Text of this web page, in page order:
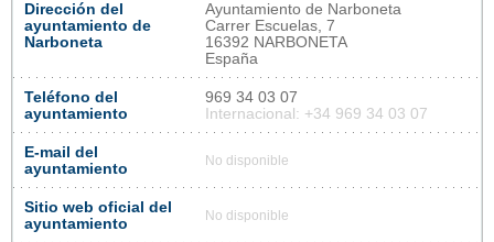
Dirección del
ayuntamiento de
Narboneta
Ayuntamiento de Narboneta
Carrer Escuelas, 7
16392 NARBONETA
España
Teléfono del
ayuntamiento
969 34 03 07
Internacional: +34 969 34 03 07
E-mail del
ayuntamiento
No disponible
Sitio web oficial del
ayuntamiento
No disponible